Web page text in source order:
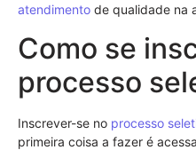
atendimento de qualidade na
Como se
processo
Inscrever-se no processo
primeira coisa a fazer é